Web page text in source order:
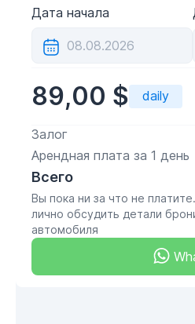
Дата начала
89,00 $ daily
Залог
Арендная плата за 1 день
Всего
Вы пока ни за что не
лично обсудить детали
автомобиля